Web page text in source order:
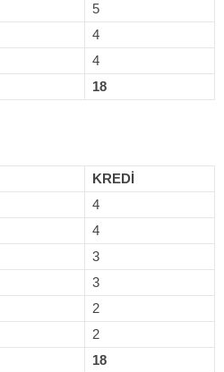
5
4
4
18
KREDİ
4
4
3
3
2
2
18